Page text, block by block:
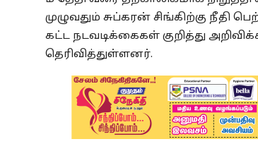
முழுவதும் சுப்கரன் சிங்கிற்கு
கட்ட நடவடிக்கைகள் குறித்து
தெரிவித்துள்ளனர்.